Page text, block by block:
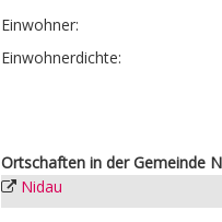
Einwohner:
Einwohner­dichte:
Ortschaften in der Gemeinde
Nidau